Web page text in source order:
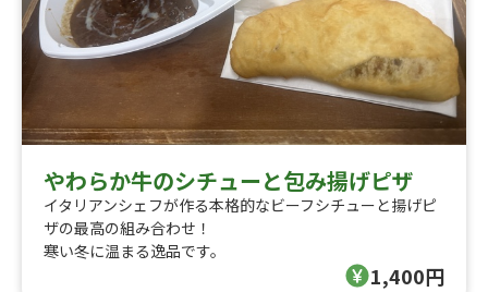
やわらか牛のシチューと包み揚げピザ
イタリアンシェフが作る本格的なビーフシチューと揚げピ
ザの最高の組み合わせ！
寒い冬に温まる逸品です。
1,400円